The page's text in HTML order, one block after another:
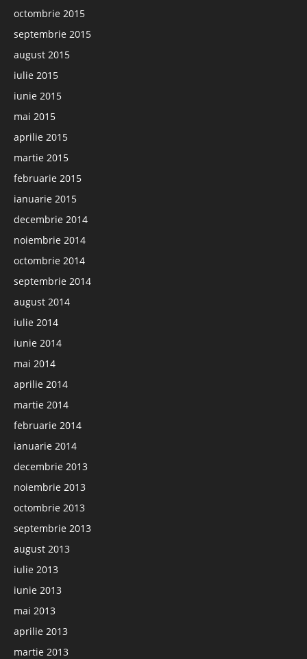
octombrie 2015
septembrie 2015
august 2015
iulie 2015
iunie 2015
mai 2015
aprilie 2015
martie 2015
februarie 2015
ianuarie 2015
decembrie 2014
noiembrie 2014
octombrie 2014
septembrie 2014
august 2014
iulie 2014
iunie 2014
mai 2014
aprilie 2014
martie 2014
februarie 2014
ianuarie 2014
decembrie 2013
noiembrie 2013
octombrie 2013
septembrie 2013
august 2013
iulie 2013
iunie 2013
mai 2013
aprilie 2013
martie 2013